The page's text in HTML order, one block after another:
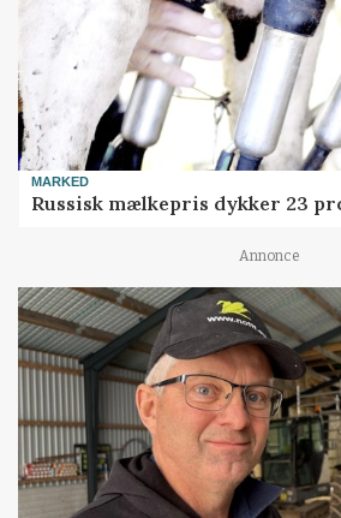
MARKED
Russisk mælkepris dykker 23
Annonce